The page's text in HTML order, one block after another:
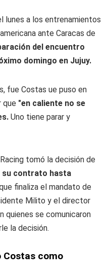
lunes a los entrenamientos
ante Caracas de
del encuentro
domingo en Jujuy.
fue Costas ue puso en
que "en caliente no se
Uno tiene parar y
tomó la decisión de
su contrato hasta
finaliza el mandato de
Milito y el director
quienes se comunicaron
la decisión.
Costas como